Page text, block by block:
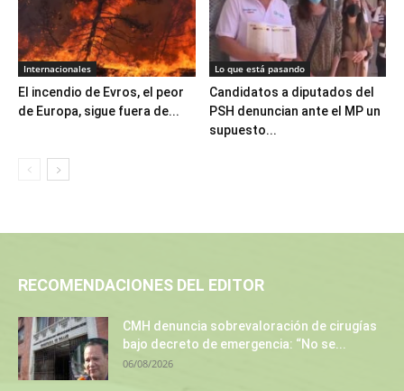
Internacionales
El incendio de Evros, el peor
de Europa, sigue fuera de...
Lo que está pasando
Candidatos a diputados del
PSH denuncian ante el MP un
supuesto...
RECOMENDACIONES DEL EDITOR
CMH denuncia sobrevaloración de cirugías
bajo decreto de emergencia: “No se...
06/08/2026